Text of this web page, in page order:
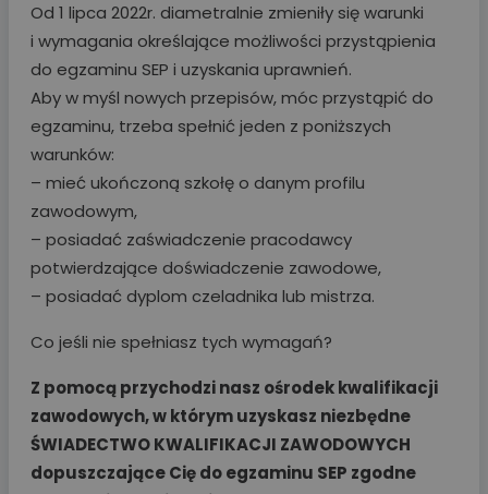
Od 1 lipca 2022r. diametralnie zmieniły się warunki
i wymagania określające możliwości przystąpienia
do egzaminu SEP i uzyskania uprawnień.
Aby w myśl nowych przepisów, móc przystąpić do
egzaminu, trzeba spełnić jeden z poniższych
warunków:
– mieć ukończoną szkołę o danym profilu
zawodowym,
– posiadać zaświadczenie pracodawcy
potwierdzające doświadczenie zawodowe,
– posiadać dyplom czeladnika lub mistrza.
Co jeśli nie spełniasz tych wymagań?
Z pomocą przychodzi nasz ośrodek kwalifikacji
zawodowych, w którymuzyskasz niezbędne
ŚWIADECTWO KWALIFIKACJI ZAWODOWYCH
dopuszczające Cię do egzaminu SEP zgodne